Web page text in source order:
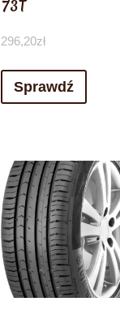
73T
296,20zł
Sprawdź